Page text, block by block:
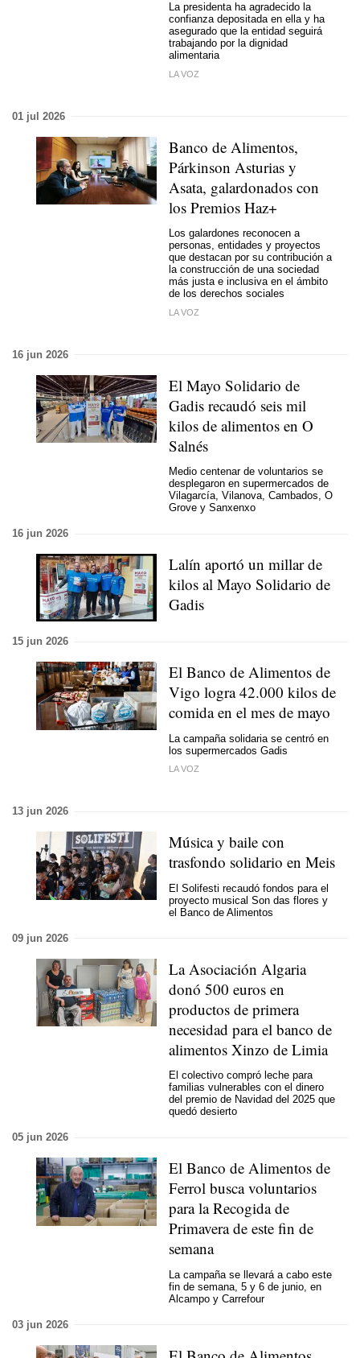
La presidenta ha agradecido la
confianza depositada en ella y ha
asegurado que la entidad seguirá
trabajando por la dignidad
alimentaria
LA VOZ
01 jul 2026
Banco de Alimentos,
Párkinson Asturias y
Asata, galardonados con
los Premios Haz+
Los galardones reconocen a
personas, entidades y proyectos
que destacan por su contribución a
la construcción de una sociedad
más justa e inclusiva en el ámbito
de los derechos sociales
LA VOZ
16 jun 2026
El Mayo Solidario de
Gadis recaudó seis mil
kilos de alimentos en O
Salnés
Medio centenar de voluntarios se
desplegaron en supermercados de
Vilagarcía, Vilanova, Cambados, O
Grove y Sanxenxo
16 jun 2026
Lalín aportó un millar de
kilos al Mayo Solidario de
Gadis
15 jun 2026
El Banco de Alimentos de
Vigo logra 42.000 kilos de
comida en el mes de mayo
La campaña solidaria se centró en
los supermercados Gadis
LA VOZ
13 jun 2026
Música y baile con
trasfondo solidario en Meis
El Solifesti recaudó fondos para el
proyecto musical Son das flores y
el Banco de Alimentos
09 jun 2026
La Asociación Algaria
donó 500 euros en
productos de primera
necesidad para el banco de
alimentos Xinzo de Limia
El colectivo compró leche para
familias vulnerables con el dinero
del premio de Navidad del 2025 que
quedó desierto
05 jun 2026
El Banco de Alimentos de
Ferrol busca voluntarios
para la Recogida de
Primavera de este fin de
semana
La campaña se llevará a cabo este
fin de semana, 5 y 6 de junio, en
Alcampo y Carrefour
03 jun 2026